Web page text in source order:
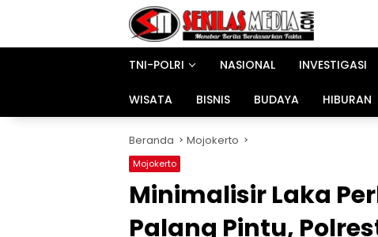
TNI-POLRI
NASIONAL INVESTIGASI
WISATA BISNIS BUDAYA HIBURAN
Beranda Mojokerto
Mojokerto
Minimalisir Laka
Palang Pintu,